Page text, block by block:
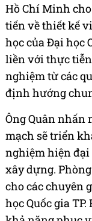
Hồ Chí Minh
tiến về thiết kế
học của Đại học
liền với thực
nghiệm từ các
định hướng
Ông Quân nhấn
mạch sẽ triển
nghiệm hiện đại
xây dựng.
cho các chuyên
học Quốc gia